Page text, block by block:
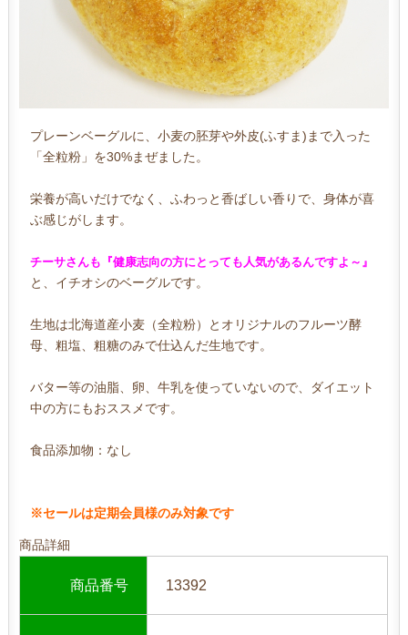
プレーンベーグルに、小麦の胚芽や外皮(ふすま)まで入った
「全粒粉」を30%まぜました。
栄養が高いだけでなく、ふわっと香ばしい香りで、身体が喜
ぶ感じがします。
チーサさんも『健康志向の方にとっても人気があるんですよ～』
と、イチオシのベーグルです。
生地は北海道産小麦（全粒粉）とオリジナルのフルーツ酵
母、粗塩、粗糖のみで仕込んだ生地です。
バター等の油脂、卵、牛乳を使っていないので、ダイエット
中の方にもおススメです。
食品添加物：なし
※セールは定期会員様のみ対象です
商品詳細
商品番号 13392